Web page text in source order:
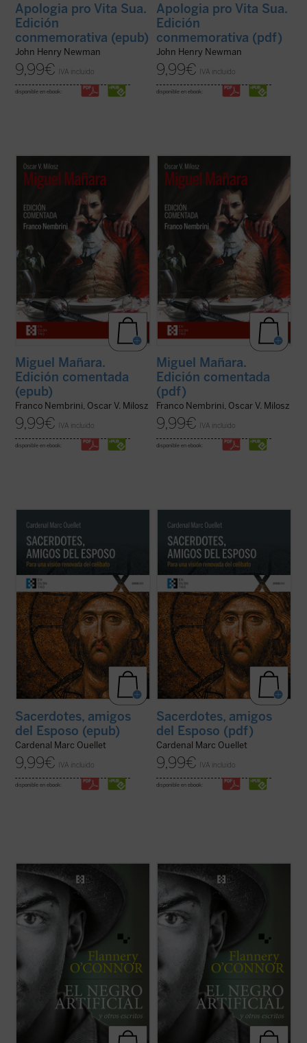
Apologia pro Vita Sua.
Edición
conmemorativa (epub)
John Henry Newman
9,99€ IVA incluido
disponible en ebook:
Apologia pro Vita Sua.
Edición
conmemorativa (pdf)
John Henry Newman
9,99€ IVA incluido
disponible en ebook:
Nembrini, quien bien puede ser a Dante lo
que Harold Bloom a Shakespeare, nos
introduce en el Miguel Mañara de Milosz --
obra basada en el personaje histórico que
inspiró el mito de don Juan-- de forma
apasionada, mostrando cómo en los ...
ficha)
Miguel Mañara.
Edición comentada
(epub)
Franco Nembrini, Oscar V. Milosz
9,99€ IVA incluido
disponible en ebook:
Nembrini, quien bien puede ser a Dante lo
que Harold Bloom a Shakespeare, nos
introduce en el Miguel Mañara de Milosz --
obra basada en el personaje histórico que
inspiró el mito de don Juan-- de forma
apasionada, mostrando cómo en los ...
ficha)
Miguel Mañara.
Edición comentada
(pdf)
Franco Nembrini, Oscar V. Milosz
9,99€ IVA incluido
disponible en ebook:
Obispos reflexiona sobre la renovación
sacerdotal en unos tiempos en los que «los
escándalos, las humillaciones y el desgaste
han sumido al clero en un estado de
vulnerabilidad, si no de desconcierto, ...
Sacerdotes, amigos
del Esposo (epub)
Cardenal Marc Ouellet
9,99€ IVA incluido
disponible en ebook:
Obispos reflexiona sobre la renovación
sacerdotal en unos tiempos en los que «los
escándalos, las humillaciones y el desgaste
han sumido al clero en un estado de
vulnerabilidad, si no de desconcierto, ...
Sacerdotes, amigos
del Esposo (pdf)
Cardenal Marc Ouellet
9,99€ IVA incluido
disponible en ebook:
La presente antología recoge ocho cuentos
representativos y algunos ensayos breves
escritos por Flannery O'Connor en
«Andalusia», la finca familiar en la que vivió
sus últimos años mientras avanzaba su
enfermedad degenerativa. Son historias ...
(ver ficha)
La presente antología recoge ocho cuentos
representativos y algunos ensayos breves
escritos por Flannery O'Connor en
«Andalusia», la finca familiar en la que vivió
sus últimos años mientras avanzaba su
enfermedad degenerativa. Son historias ...
(ver ficha)